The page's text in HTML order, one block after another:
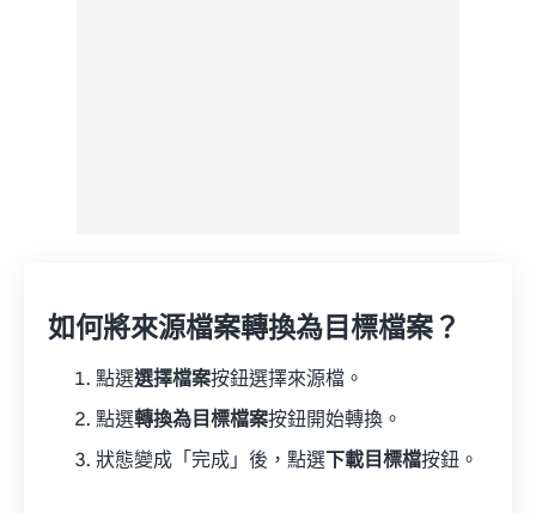
如何將來源檔案轉換為目標檔案？
點選選擇檔案按鈕選擇來源檔。
點選轉換為目標檔案按鈕開始轉換。
狀態變成「完成」後，點選 下載目標檔按鈕。